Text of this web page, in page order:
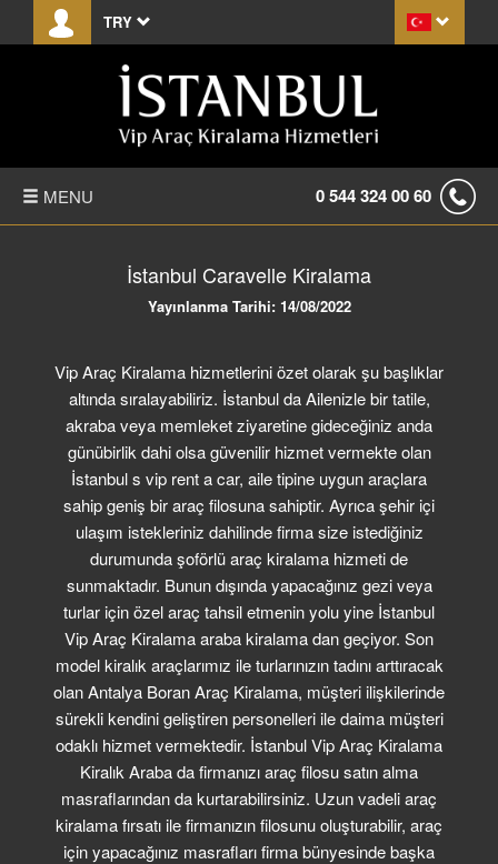
TRY
MENU 0 544 324 00 60
HAKKIMIZDA
TRANSFER
KIRALAMA KOŞULLARI
FILO KIRALAMA
S.S.S.
İLETİŞİM
İstanbul Caravelle Kiralama
Yayınlanma Tarihi: 14/08/2022
Vip Araç Kiralama hizmetlerini özet olarak şu başlıklar
altında sıralayabiliriz. İstanbul da Ailenizle bir tatile,
akraba veya memleket ziyaretine gideceğiniz anda
günübirlik dahi olsa güvenilir hizmet vermekte olan
İstanbul s vip rent a car, aile tipine uygun araçlara
sahip geniş bir araç filosuna sahiptir. Ayrıca şehir içi
ulaşım istekleriniz dahilinde firma size istediğiniz
durumunda şoförlü araç kiralama hizmeti de
sunmaktadır. Bunun dışında yapacağınız gezi veya
turlar için özel araç tahsil etmenin yolu yine İstanbul
Vip Araç Kiralama araba kiralama dan geçiyor. Son
model kiralık araçlarımız ile turlarınızın tadını arttıracak
olan Antalya Boran Araç Kiralama, müşteri ilişkilerinde
sürekli kendini geliştiren personelleri ile daima müşteri
odaklı hizmet vermektedir. İstanbul Vip Araç Kiralama
Kiralık Araba da firmanızı araç filosu satın alma
masraflarından da kurtarabilirsiniz. Uzun vadeli araç
kiralama fırsatı ile firmanızın filosunu oluşturabilir, araç
için yapacağınız masrafları firma bünyesinde başka